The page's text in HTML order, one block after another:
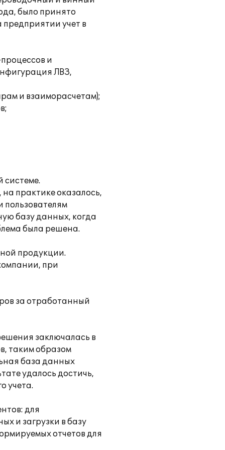
было принято
учет в
и
ЛВЗ,
и взаиморасчетам);
системе.
практике оказалось,
пользователям
базу данных, когда
была решена.
продукции.
при
за отработанный
заключалась в
таким образом
база данных
удалось достичь,
учета.
для
и загрузки в базу
отчетов для